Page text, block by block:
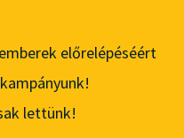
előrelépéséért
lettünk!